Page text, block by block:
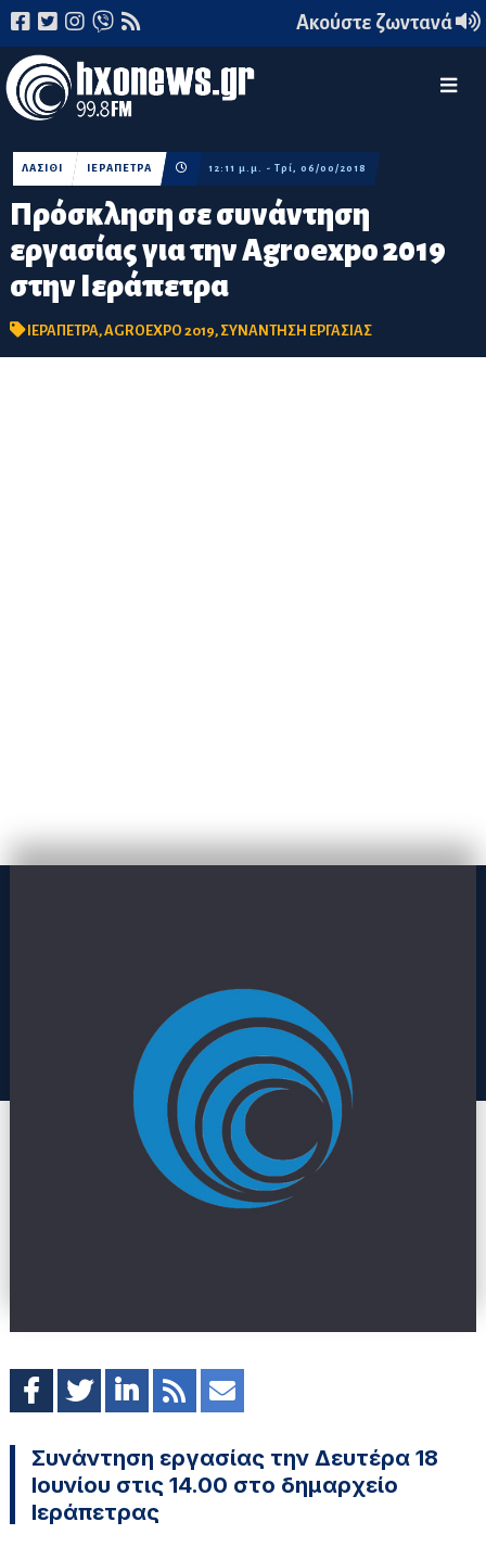
Ακούστε ζωντανά
Πρόσκληση σε συνάντηση
εργασίας για την Agroexpo 2019
στην Ιεράπετρα
ΛΑΣΙΘΙ ΙΕΡΑΠΕΤΡΑ 12:11 μ.μ. - Τρί, 06/00/2018
ΙΕΡΑΠΕΤΡΑ,AGROEXPO 2019, ΣΥΝΑΝΤΗΣΗ ΕΡΓΑΣΙΑΣ
Συνάντηση εργασίας την Δευτέρα 18
Ιουνίου στις 14.00 στο δημαρχείο
Ιεράπετρας